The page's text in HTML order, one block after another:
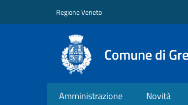
Regione Veneto
Comune di
Amministrazione Novità